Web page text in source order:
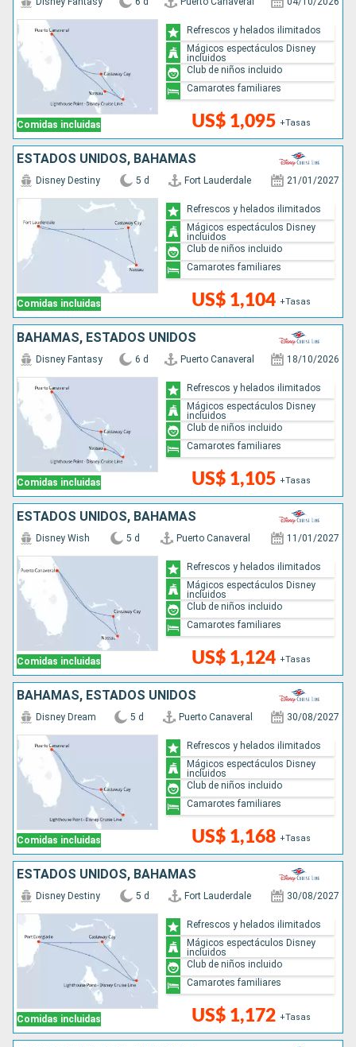
Comidas incluidas US$ 1,095 +Tasas
Refrescos y helados ilimitados
Mágicos espectáculos Disney
incluidos
Club de niños incluido
Camarotes familiares
ESTADOS UNIDOS, BAHAMAS
Comidas incluidas
Disney Destiny 5 d Fort Lauderdale 21/01/2027
US$ 1,104 +Tasas
Refrescos y helados ilimitados
Mágicos espectáculos Disney
incluidos
Club de niños incluido
Camarotes familiares
BAHAMAS, ESTADOS UNIDOS
Comidas incluidas
Disney Fantasy 6 d Puerto Canaveral 18/10/2026
US$ 1,105 +Tasas
Refrescos y helados ilimitados
Mágicos espectáculos Disney
incluidos
Club de niños incluido
Camarotes familiares
ESTADOS UNIDOS, BAHAMAS
Comidas incluidas
Disney Wish 5 d Puerto Canaveral 11/01/2027
US$ 1,124 +Tasas
Refrescos y helados ilimitados
Mágicos espectáculos Disney
incluidos
Club de niños incluido
Camarotes familiares
BAHAMAS, ESTADOS UNIDOS
Comidas incluidas
Disney Dream 5 d Puerto Canaveral 30/08/2027
US$ 1,168 +Tasas
Refrescos y helados ilimitados
Mágicos espectáculos Disney
incluidos
Club de niños incluido
Camarotes familiares
ESTADOS UNIDOS, BAHAMAS
Comidas incluidas
Disney Destiny 5 d Fort Lauderdale 30/08/2027
US$ 1,172 +Tasas
Refrescos y helados ilimitados
Mágicos espectáculos Disney
incluidos
Club de niños incluido
Camarotes familiares